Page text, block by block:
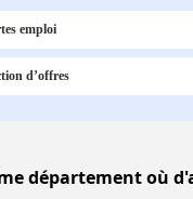
emploi
d’offres
département où